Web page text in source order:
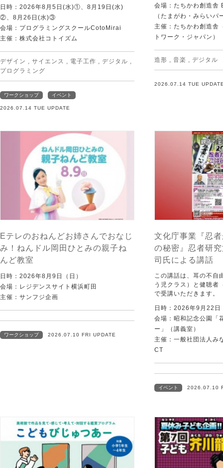
日時：2026年8月5日(水)①、8月19日(水)
②、8月26日(水)③
会場：プログラミングスクールCotoMirai
主催：株式会社コトイズム
デザイン , サイエンス , 電子工作 , デジタル ,
プログラミング
ワークショップ イベント
2026.07.14 TUE UPDATE
会場：たちかわ創造舎
（たまがわ・みらいパ
主催：たちかわ創造舎
トワーク・ジャパン）
造形 , 音楽 , デジタル
2026.07.14 TUE
Eテレのおねんどお姉さんでおなじ
み！ねんドル岡田ひとみの親子ね
んど教室
日時：2026年8月9日（日）
会場：レジデンスサイト横浜町田
主催：サンフジ企画
ワークショップ 2026.07.10 FRI UPDATE
文化庁事業『忍
の秘密』忍者研
司氏による講話
この講話は、耳の不自
う児クラス）と健聴者
で受講いただきます。
日時：2026年9月22日
会場：昭和記念公園「
ー」（講義室）
主催：一般社団法人み
CT
イベント 2026.07.10